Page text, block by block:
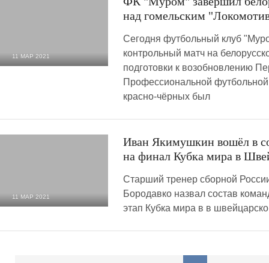
11 МАР 2021
над гомельским
Сегодня футбольный клуб
контрольный матч на
подготовки к возобновлению
Профессиональной
красно-чёрных был
11 МАР 2021
Иван Якимушкин вошёл в
на финал Кубка мира в
Старший тренер сборной
Бородавко назвал состав
этап Кубка мира в в